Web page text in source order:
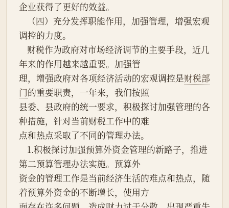
企业获得了更好的效益。
调控的力度。
年来的作用越来越重要。加强管
理，增强政府对各项经济活动的宏观调控是财税部
门的重要职责，一年来，我们按照
县委、县政府的统一要求，积极探讨加强管理的各
种措施，针对当前财税工作中的难
点和热点采取了不同的管理办法。
第二预算管理办法实施。预算外
资金的管理工作是当前经济生活的难点和热点，随
着预算外资金的不断增长，使用方